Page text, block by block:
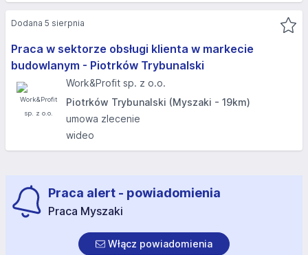
Praca w sektorze obsługi klienta w markecie
budowlanym - Piotrków Trybunalski
Work&Profit sp. z o.o.
Piotrków Trybunalski (Myszaki - 19km)
umowa zlecenie
wideo
Dodana 5 sierpnia
Praca alert - powiadomienia
Praca Myszaki
Włącz powiadomienia